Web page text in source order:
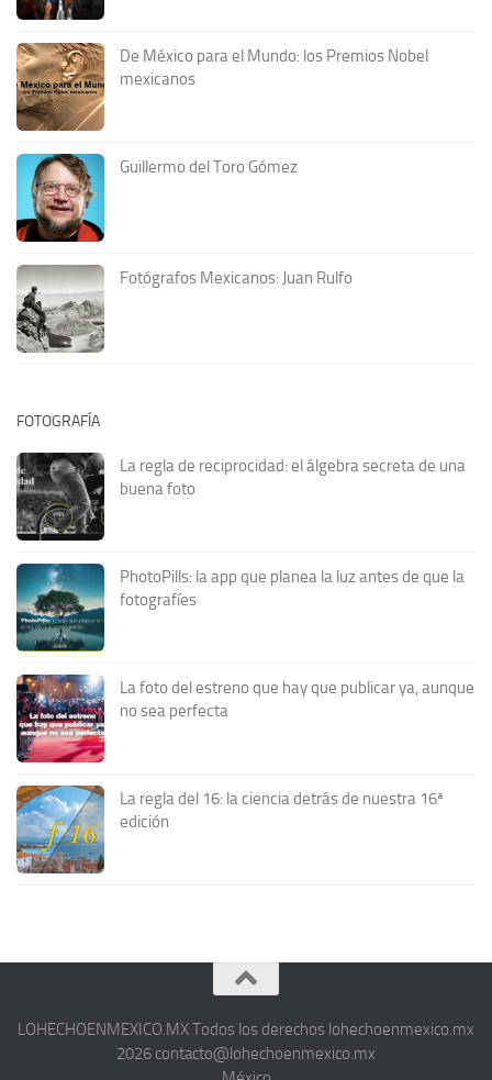
De México para el Mundo: los Premios Nobel
mexicanos
Guillermo del Toro Gómez
Fotógrafos Mexicanos: Juan Rulfo
FOTOGRAFÍA
La regla de reciprocidad: el álgebra secreta de una
buena foto
PhotoPills: la app que planea la luz antes de que la
fotografíes
La foto del estreno que hay que publicar ya, aunque
no sea perfecta
La regla del 16: la ciencia detrás de nuestra 16ª
edición
LOHECHOENMEXICO.MX Todos los derechos lohechoenmexico.mx
2026 contacto@lohechoenmexico.mx